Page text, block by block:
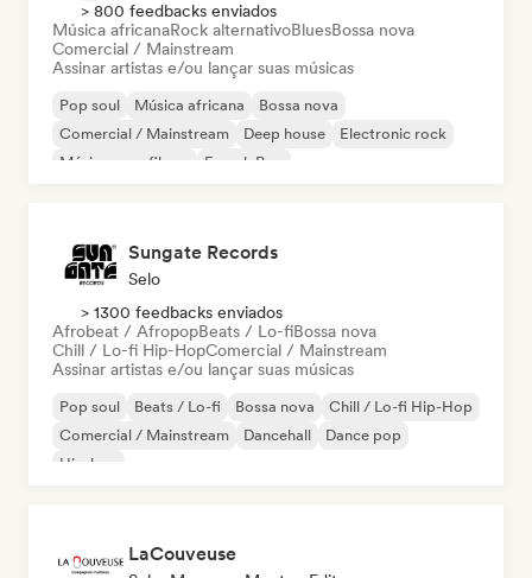
> 800 feedbacks enviados
Música africanaRock alternativoBluesBossa nova
Comercial / Mainstream
Assinar artistas e/ou lançar suas músicas
Pop soul Música africana
Bossa nova
Comercial / Mainstream
Deep house
Electronic rock
Música para filmes
French Pop
Sungate Records
Selo
> 1300 feedbacks enviados
Afrobeat / AfropopBeats / Lo-fiBossa nova
Chill / Lo-fi Hip-HopComercial / Mainstream
Assinar artistas e/ou lançar suas músicas
Pop soul Beats / Lo-fi Bossa nova
Chill / Lo-fi Hip-Hop
Comercial / Mainstream
Dancehall
Dance pop
Hip-hop
LaCouveuse